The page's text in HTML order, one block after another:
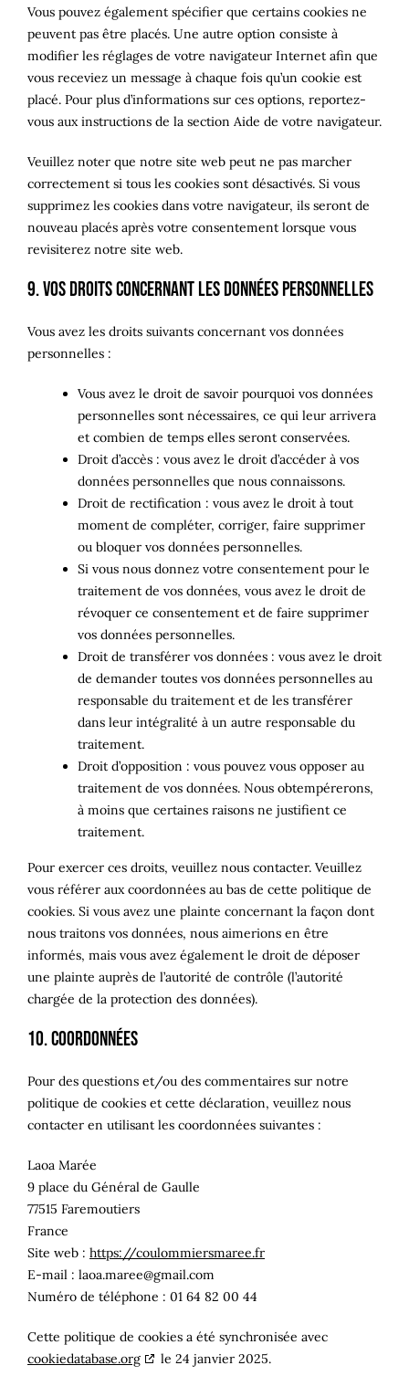
Vous pouvez également spécifier que certains cookies ne
peuvent pas être placés. Une autre option consiste à
modifier les réglages de votre navigateur Internet afin que
vous receviez un message à chaque fois qu’un cookie est
placé. Pour plus d’informations sur ces options, reportez-
vous aux instructions de la section Aide de votre navigateur.
Veuillez noter que notre site web peut ne pas marcher
correctement si tous les cookies sont désactivés. Si vous
supprimez les cookies dans votre navigateur, ils seront de
nouveau placés après votre consentement lorsque vous
revisiterez notre site web.
9. Vos droits concernant les données personnelles
Vous avez les droits suivants concernant vos données
personnelles :
Vous avez le droit de savoir pourquoi vos données
personnelles sont nécessaires, ce qui leur arrivera
et combien de temps elles seront conservées.
Droit d’accès : vous avez le droit d’accéder à vos
données personnelles que nous connaissons.
Droit de rectification : vous avez le droit à tout
moment de compléter, corriger, faire supprimer
ou bloquer vos données personnelles.
Si vous nous donnez votre consentement pour le
traitement de vos données, vous avez le droit de
révoquer ce consentement et de faire supprimer
vos données personnelles.
Droit de transférer vos données : vous avez le droit
de demander toutes vos données personnelles au
responsable du traitement et de les transférer
dans leur intégralité à un autre responsable du
traitement.
Droit d’opposition : vous pouvez vous opposer au
traitement de vos données. Nous obtempérerons,
à moins que certaines raisons ne justifient ce
traitement.
Pour exercer ces droits, veuillez nous contacter. Veuillez
vous référer aux coordonnées au bas de cette politique de
cookies. Si vous avez une plainte concernant la façon dont
nous traitons vos données, nous aimerions en être
informés, mais vous avez également le droit de déposer
une plainte auprès de l’autorité de contrôle (l’autorité
chargée de la protection des données).
10. Coordonnées
Pour des questions et/ou des commentaires sur notre
politique de cookies et cette déclaration, veuillez nous
contacter en utilisant les coordonnées suivantes :
Laoa Marée
9 place du Général de Gaulle
77515 Faremoutiers
France
Site web : https://coulommiersmaree.fr
E-mail : laoa.maree@gmail.com
Numéro de téléphone : 01 64 82 00 44
Cette politique de cookies a été synchronisée avec
cookiedatabase.org
le 24 janvier 2025.